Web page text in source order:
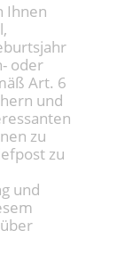
Ihnen
oder
Art. 6
und
zu
zu
und